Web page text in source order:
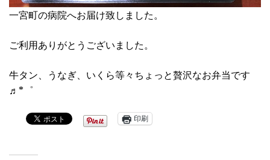
一宮町の病院へお届け致しました。
ご利用ありがとうございました。
牛タン、うなぎ、いくら等々ちょっと贅沢なお弁当です
♬*゜
印刷